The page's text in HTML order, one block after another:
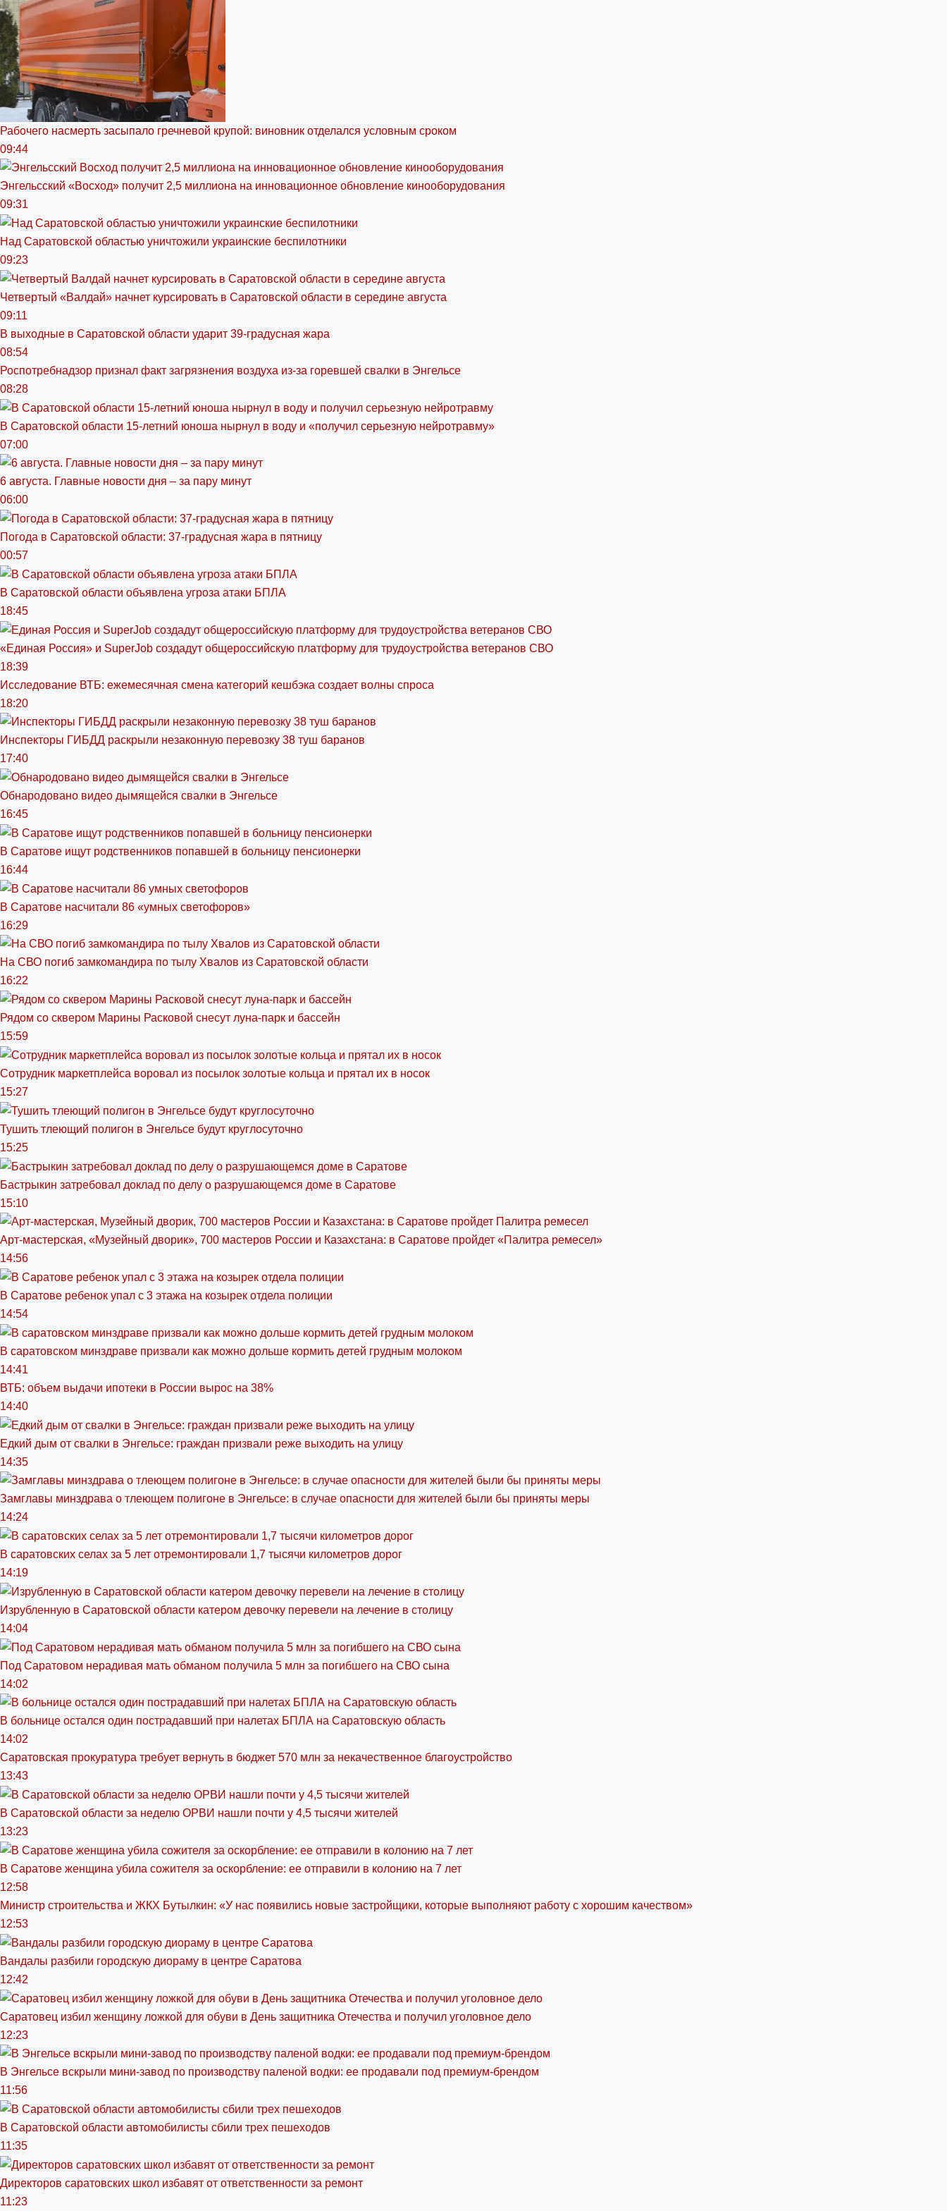
Рабочего насмерть засыпало гречневой крупой: виновник отделался условным сроком
09:44
Энгельсский «Восход» получит 2,5 миллиона на инновационное обновление кинооборудования
09:31
Над Саратовской областью уничтожили украинские беспилотники
09:23
Четвертый «Валдай» начнет курсировать в Саратовской области в середине августа
09:11
В выходные в Саратовской области ударит 39-градусная жара
08:54
Роспотребнадзор признал факт загрязнения воздуха из-за горевшей свалки в Энгельсе
08:28
В Саратовской области 15-летний юноша нырнул в воду и «получил серьезную нейротравму»
07:00
6 августа. Главные новости дня – за пару минут
06:00
Погода в Саратовской области: 37-градусная жара в пятницу
00:57
В Саратовской области объявлена угроза атаки БПЛА
18:45
«Единая Россия» и SuperJob создадут общероссийскую платформу для трудоустройства ветеранов СВО
18:39
Исследование ВТБ: ежемесячная смена категорий кешбэка создает волны спроса
18:20
Инспекторы ГИБДД раскрыли незаконную перевозку 38 туш баранов
17:40
Обнародовано видео дымящейся свалки в Энгельсе
16:45
В Саратове ищут родственников попавшей в больницу пенсионерки
16:44
В Саратове насчитали 86 «умных светофоров»
16:29
На СВО погиб замкомандира по тылу Хвалов из Саратовской области
16:22
Рядом со сквером Марины Расковой снесут луна-парк и бассейн
15:59
Сотрудник маркетплейса воровал из посылок золотые кольца и прятал их в носок
15:27
Тушить тлеющий полигон в Энгельсе будут круглосуточно
15:25
Бастрыкин затребовал доклад по делу о разрушающемся доме в Саратове
15:10
Арт-мастерская, «Музейный дворик», 700 мастеров России и Казахстана: в Саратове пройдет «Палитра ремесел»
14:56
В Саратове ребенок упал с 3 этажа на козырек отдела полиции
14:54
В саратовском минздраве призвали как можно дольше кормить детей грудным молоком
14:41
ВТБ: объем выдачи ипотеки в России вырос на 38%
14:40
Едкий дым от свалки в Энгельсе: граждан призвали реже выходить на улицу
14:35
Замглавы минздрава о тлеющем полигоне в Энгельсе: в случае опасности для жителей были бы приняты меры
14:24
В саратовских селах за 5 лет отремонтировали 1,7 тысячи километров дорог
14:19
Изрубленную в Саратовской области катером девочку перевели на лечение в столицу
14:04
Под Саратовом нерадивая мать обманом получила 5 млн за погибшего на СВО сына
14:02
В больнице остался один пострадавший при налетах БПЛА на Саратовскую область
14:02
Саратовская прокуратура требует вернуть в бюджет 570 млн за некачественное благоустройство
13:43
В Саратовской области за неделю ОРВИ нашли почти у 4,5 тысячи жителей
13:23
В Саратове женщина убила сожителя за оскорбление: ее отправили в колонию на 7 лет
12:58
Министр строительства и ЖКХ Бутылкин: «У нас появились новые застройщики, которые выполняют работу с хорошим качеством»
12:53
Вандалы разбили городскую диораму в центре Саратова
12:42
Саратовец избил женщину ложкой для обуви в День защитника Отечества и получил уголовное дело
12:23
В Энгельсе вскрыли мини-завод по производству паленой водки: ее продавали под премиум-брендом
11:56
В Саратовской области автомобилисты сбили трех пешеходов
11:35
Директоров саратовских школ избавят от ответственности за ремонт
11:23